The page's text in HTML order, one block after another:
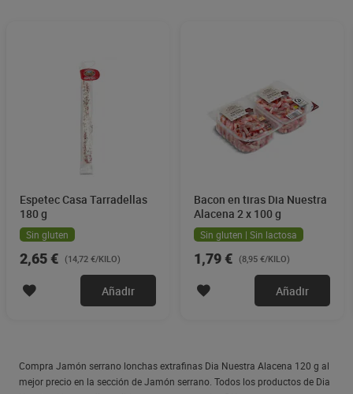
Espetec Casa Tarradellas
180 g
Sin gluten
2,65 € (14,72 €/KILO)
Añadir
Bacon en tiras Dia Nuestra
Alacena 2 x 100 g
Sin gluten | Sin lactosa
1,79 € (8,95 €/KILO)
Añadir
Compra Jamón serrano lonchas extrafinas Dia Nuestra Alacena 120 g al
mejor precio en la sección de Jamón serrano. Todos los productos de Dia